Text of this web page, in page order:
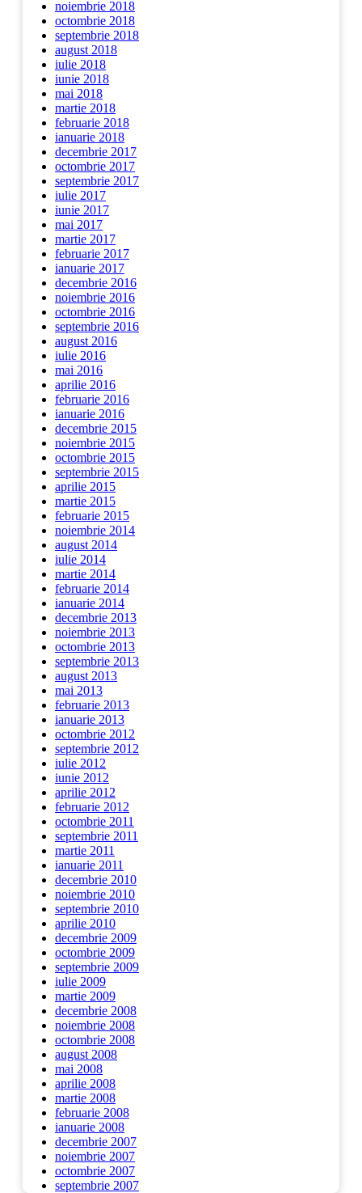
noiembrie 2018
octombrie 2018
septembrie 2018
august 2018
iulie 2018
iunie 2018
mai 2018
martie 2018
februarie 2018
ianuarie 2018
decembrie 2017
octombrie 2017
septembrie 2017
iulie 2017
iunie 2017
mai 2017
martie 2017
februarie 2017
ianuarie 2017
decembrie 2016
noiembrie 2016
octombrie 2016
septembrie 2016
august 2016
iulie 2016
mai 2016
aprilie 2016
februarie 2016
ianuarie 2016
decembrie 2015
noiembrie 2015
octombrie 2015
septembrie 2015
aprilie 2015
martie 2015
februarie 2015
noiembrie 2014
august 2014
iulie 2014
martie 2014
februarie 2014
ianuarie 2014
decembrie 2013
noiembrie 2013
octombrie 2013
septembrie 2013
august 2013
mai 2013
februarie 2013
ianuarie 2013
octombrie 2012
septembrie 2012
iulie 2012
iunie 2012
aprilie 2012
februarie 2012
octombrie 2011
septembrie 2011
martie 2011
ianuarie 2011
decembrie 2010
noiembrie 2010
septembrie 2010
aprilie 2010
decembrie 2009
octombrie 2009
septembrie 2009
iulie 2009
martie 2009
decembrie 2008
noiembrie 2008
octombrie 2008
august 2008
mai 2008
aprilie 2008
martie 2008
februarie 2008
ianuarie 2008
decembrie 2007
noiembrie 2007
octombrie 2007
septembrie 2007